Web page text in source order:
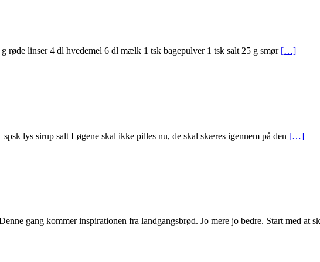
g røde linser 4 dl hvedemel 6 dl mælk 1 tsk bagepulver 1 tsk salt 25 g smør […]
lys sirup salt Løgene skal ikke pilles nu, de skal skæres igennem på den […]
gang kommer inspirationen fra landgangsbrød. Jo mere jo bedre. Start med at